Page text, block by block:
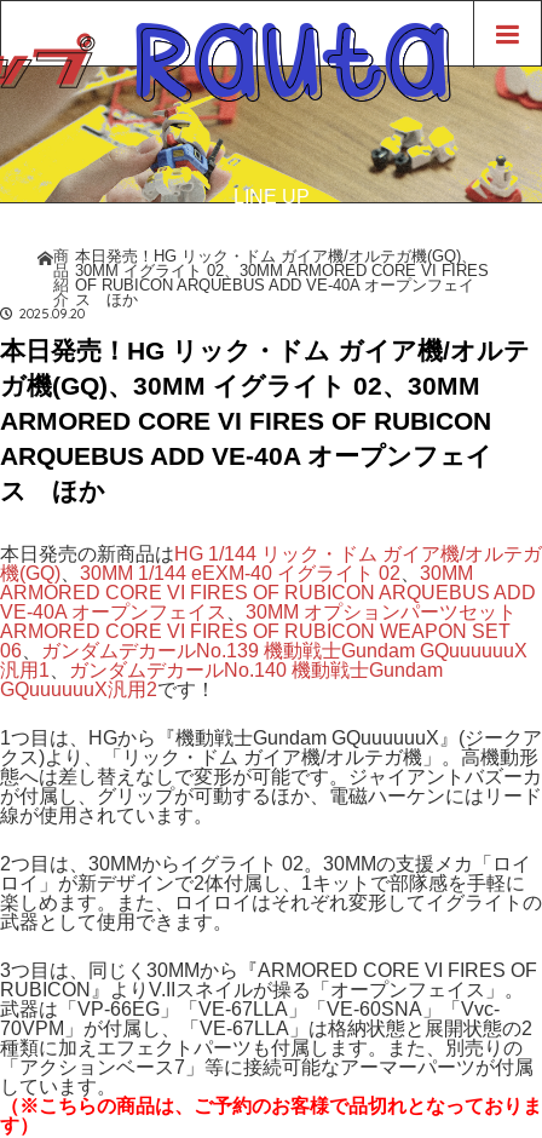
LINE UP
ホーム
商
品
紹
介
本日発売！HG リック・ドム ガイア機/オルテガ機(GQ)、
30MM イグライト 02、30MM ARMORED CORE VI FIRES
OF RUBICON ARQUEBUS ADD VE-40A オープンフェイ
ス ほか
2025.09.20
本日発売！HG リック・ドム ガイア機/オルテ
ガ機(GQ)、30MM イグライト 02、30MM
ARMORED CORE VI FIRES OF RUBICON
ARQUEBUS ADD VE-40A オープンフェイ
ス ほか
本日発売の新商品はHG 1/144 リック・ドム ガイア機/オルテガ
機(GQ)
30MM 1/144 eEXM-40 イグライト 02
30MM
ARMORED CORE VI FIRES OF RUBICON ARQUEBUS ADD
VE-40A オープンフェイス
30MM オプションパーツセット
ARMORED CORE VI FIRES OF RUBICON WEAPON SET
06
ガンダムデカールNo.139 機動戦士Gundam GQuuuuuuX
汎用1
ガンダムデカールNo.140 機動戦士Gundam
GQuuuuuuX汎用2です！
1つ目は、HGから『機動戦士Gundam GQuuuuuuX』(ジークア
クス)より、「リック・ドム ガイア機/オルテガ機」。高機動形
態へは差し替えなしで変形が可能です。ジャイアントバズーカ
が付属し、グリップが可動するほか、電磁ハーケンにはリード
線が使用されています。
2つ目は、30MMからイグライト 02。30MMの支援メカ「ロイ
ロイ」が新デザインで2体付属し、1キットで部隊感を手軽に
楽しめます。また、ロイロイはそれぞれ変形してイグライトの
武器として使用できます。
3つ目は、同じく30MMから『ARMORED CORE VI FIRES OF
RUBICON』よりV.IIスネイルが操る「オープンフェイス」。
武器は「VP-66EG」「VE-67LLA」「VE-60SNA」「Vvc-
70VPM」が付属し、「VE-67LLA」は格納状態と展開状態の2
種類に加えエフェクトパーツも付属します。また、別売りの
「アクションベース7」等に接続可能なアーマーパーツが付属
しています。
（※こちらの商品は、ご予約のお客様で品切れとなっておりま
す）